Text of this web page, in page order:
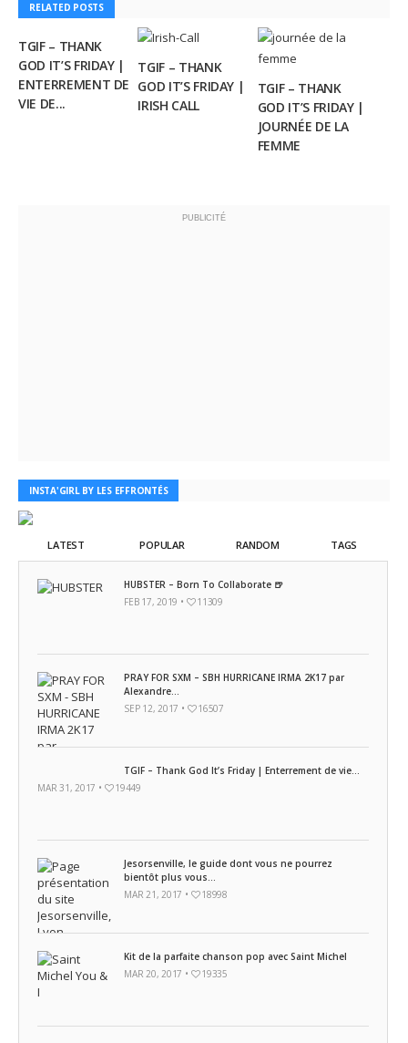
RELATED POSTS
TGIF – THANK
GOD IT’S FRIDAY |
ENTERREMENT DE
VIE DE...
TGIF – THANK
GOD IT’S FRIDAY |
IRISH CALL
TGIF – THANK
GOD IT’S FRIDAY |
JOURNÉE DE LA
FEMME
PUBLICITÉ
INSTA'GIRL BY LES EFFRONTÉS
LATEST POPULAR RANDOM TAGS
HUBSTER – Born To Collaborate 🍺
FEB 17, 2019 •
11309
PRAY FOR SXM – SBH HURRICANE IRMA 2K17 par
Alexandre...
SEP 12, 2017 •
16507
TGIF – Thank God It’s Friday | Enterrement de vie...
MAR 31, 2017 •
19449
Jesorsenville, le guide dont vous ne pourrez
bientôt plus vous...
MAR 21, 2017 •
18998
Kit de la parfaite chanson pop avec Saint Michel
MAR 20, 2017 •
19335